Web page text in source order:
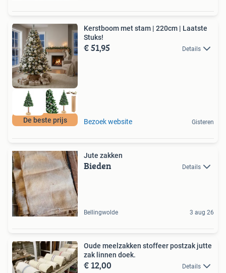
De beste prijs
Kerstboom met stam | 220cm | Laatste
Stuks!
€ 51,95 Details
Bezoek website Gisteren
Jute zakken
Bieden Details
Bellingwolde 3 aug 26
Oude meelzakken stoffeer postzak jutte
zak linnen doek.
€ 12,00 Details